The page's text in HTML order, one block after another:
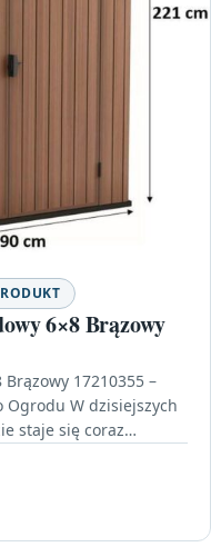
6×8 Brązowy
17210355 –
Ogrodu W dzisiejszych
staje się coraz